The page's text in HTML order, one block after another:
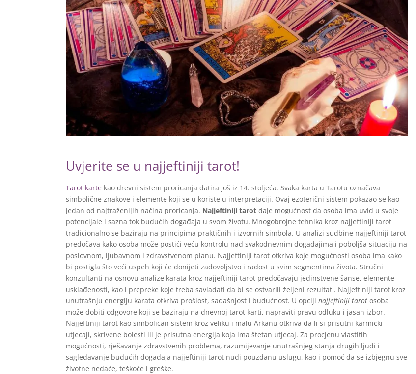
Uvjerite se u najjeftiniji tarot!
Tarot karte kao drevni sistem proricanja datira još iz 14. stoljeća. Svaka karta u Tarotu označava
simbolične znakove i elemente koji se u koriste u interpretaciji. Ovaj ezoterični sistem pokazao se kao
jedan od najtraženijih načina proricanja. Najjeftiniji tarot daje mogućnost da osoba ima uvid u svoje
potencijale i sazna tok budućih događaja u svom životu. Mnogobrojne tehnika kroz najjeftiniji tarot
tradicionalno se baziraju na principima praktičnih i izvornih simbola. U analizi sudbine najjeftiniji tarot
predočava kako osoba može postići veću kontrolu nad svakodnevnim događajima i poboljša situaciju na
poslovnom, ljubavnom i zdravstvenom planu. Najjeftiniji tarot otkriva koje mogućnosti osoba ima kako
bi postigla što veći uspeh koji će donijeti zadovoljstvo i radost u svim segmentima života. Stručni
konzultanti na osnovu analize karata kroz najjeftiniji tarot predočavaju jedinstvene šanse, elemente
usklađenosti, kao i prepreke koje treba savladati da bi se ostvarili željeni rezultati. Najjeftiniji tarot kroz
unutrašnju energiju karata otkriva prošlost, sadašnjost i budućnost. U opcijinajjeftiniji tarot osoba
može dobiti odgovore koji se baziraju na dnevnoj tarot karti, napraviti pravu odluku i jasan izbor.
Najjeftiniji tarot kao simboličan sistem kroz veliku i malu Arkanu otkriva da li si prisutni karmički
utjecaji, skrivene bolesti ili je prisutna energija koja ima štetan utjecaj. Za procjenu vlastitih
mogućnosti, rješavanje zdravstvenih problema, razumijevanje unutrašnjeg stanja drugih ljudi i
sagledavanje budućih događaja najjeftiniji tarot nudi pouzdanu uslugu, kao i pomoć da se izbjegnu sve
životne nedaće, teškoće i greške.